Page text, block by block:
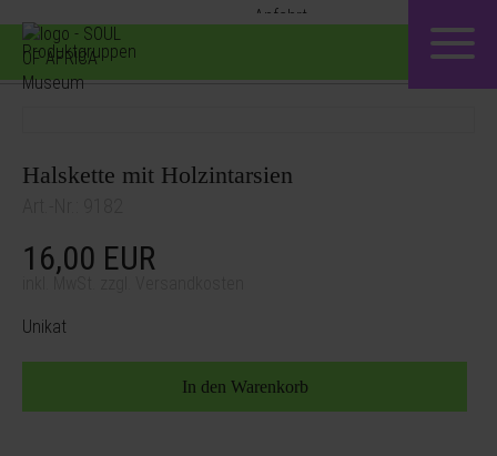
Produktgruppen
Halskette mit Holzintarsien
16,00 EUR
Unikat